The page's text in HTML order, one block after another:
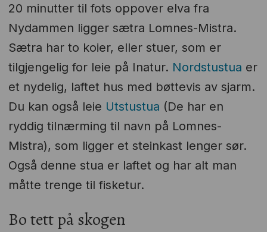
20 minutter til fots oppover elva fra
Nydammen ligger sætra Lomnes-Mistra.
Sætra har to koier, eller stuer, som er
tilgjengelig for leie på Inatur. Nordstustua er
et nydelig, laftet hus med bøttevis av sjarm.
Du kan også leie Utstustua (De har en
ryddig tilnærming til navn på Lomnes-
Mistra), som ligger et steinkast lenger sør.
Også denne stua er laftet og har alt man
måtte trenge til fisketur.
Bo tett på skogen